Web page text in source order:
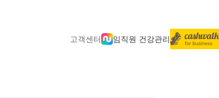
고객센터 임직원 건강관리